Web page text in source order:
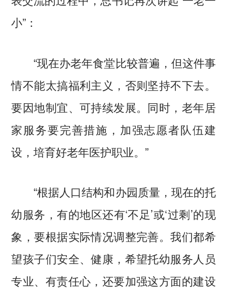
小”：
“现在办老年食堂比较普遍，但这件事
情不能太搞福利主义，否则坚持不下去。
要因地制宜、可持续发展。同时，老年居
家服务要完善措施，加强志愿者队伍建
设，培育好老年医护职业。”
“根据人口结构和办园质量，现在的托
幼服务，有的地区还有‘不足’或‘过剩’的现
象，要根据实际情况调整完善。我们都希
望孩子们安全、健康，希望托幼服务人员
专业、有责任心，还要加强这方面的建设